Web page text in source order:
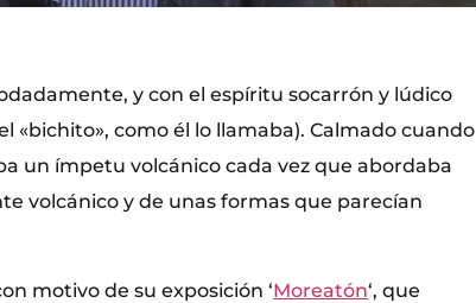
y con el espíritu socarrón y lúdico
«bichito», como él lo llamaba). Calmado cuando
un ímpetu volcánico cada vez que abordaba
volcánico y de unas formas que parecían
motivo de su exposición ‘Moreatón‘, que